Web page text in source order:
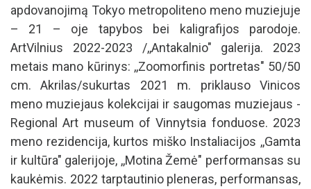
apdovanojimą Tokyo metropoliteno meno muziejuje
– 21 – oje tapybos bei kaligrafijos parodoje.
ArtVilnius 2022-2023 /,,Antakalnio" galerija. 2023
metais mano kūrinys: ,,Zoomorfinis portretas" 50/50
cm. Akrilas/sukurtas 2021 m. priklauso Vinicos
meno muziejaus kolekcijai ir saugomas muziejaus -
Regional Art museum of Vinnytsia fonduose. 2023
meno rezidencija, kurtos miško Instaliacijos ,,Gamta
ir kultūra" galerijoje, ,,Motina Žemė" performansas su
kaukėmis. 2022 tarptautinio pleneras, performansas,